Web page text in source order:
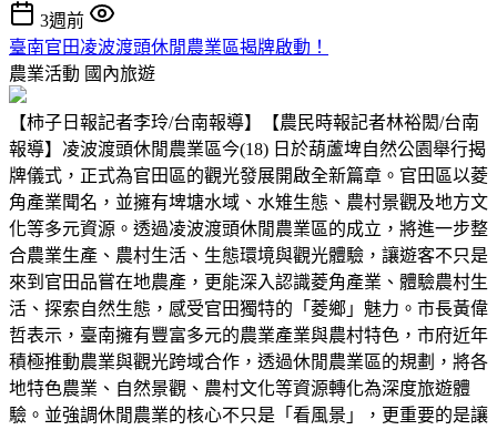
3週前
臺南官田凌波渡頭休閒農業區揭牌啟動！
農業活動 國內旅遊
【柿子日報記者李玲/台南報導】【農民時報記者林裕閎/台南
報導】凌波渡頭休閒農業區今(18) 日於葫蘆埤自然公園舉行揭
牌儀式，正式為官田區的觀光發展開啟全新篇章。官田區以菱
角產業聞名，並擁有埤塘水域、水雉生態、農村景觀及地方文
化等多元資源。透過凌波渡頭休閒農業區的成立，將進一步整
合農業生產、農村生活、生態環境與觀光體驗，讓遊客不只是
來到官田品嘗在地農產，更能深入認識菱角產業、體驗農村生
活、探索自然生態，感受官田獨特的「菱鄉」魅力。市長黃偉
哲表示，臺南擁有豐富多元的農業產業與農村特色，市府近年
積極推動農業與觀光跨域合作，透過休閒農業區的規劃，將各
地特色農業、自然景觀、農村文化等資源轉化為深度旅遊體
驗。並強調休閒農業的核心不只是「看風景」，更重要的是讓